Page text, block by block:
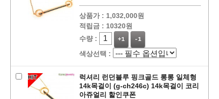
상품가 : 1,032,000원
적립금 : 10320원
수량 :
+1 -1
색상선택 :
럭셔리 런던블루 핑크골드 롱롱 일체형
14k목걸이 (g-ch246c) 14k목걸이 코리
아쥬얼리 할인쿠폰